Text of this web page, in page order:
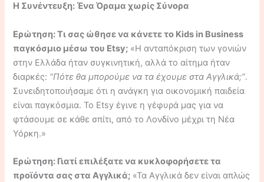
Η Συνέντευξη: Ένα Όραμα χωρίς Σύνορα
Ερώτηση: Τι σας ώθησε να κάνετε το Kids in Business
παγκόσμιο μέσω του Etsy; «Η ανταπόκριση των γονιών
στην Ελλάδα ήταν συγκινητική, αλλά το αίτημα ήταν
διαρκές: “Πότε θα μπορούμε να τα έχουμε στα Αγγλικά;”.
Συνειδητοποιήσαμε ότι η ανάγκη για οικονομική παιδεία
είναι παγκόσμια. Το Etsy έγινε η γέφυρά μας για να
φτάσουμε σε κάθε σπίτι, από το Λονδίνο μέχρι τη Νέα
Υόρκη.»
Ερώτηση: Γιατί επιλέξατε να κυκλοφορήσετε τα
προϊόντα σας στα Αγγλικά; «Τα Αγγλικά δεν είναι απλώς